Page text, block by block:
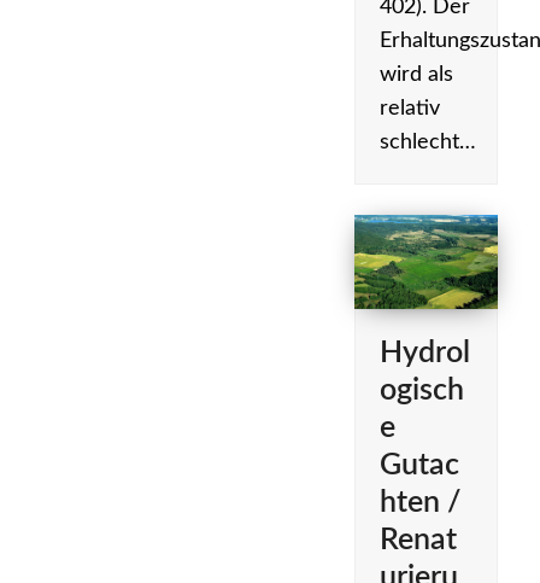
402). Der
wird als
relativ
schlecht…
Hydrol
ogisch
e
Gutac
hten /
Renat